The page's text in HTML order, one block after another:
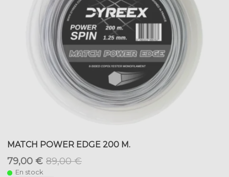
MATCH POWER EDGE 200 M.
79,00 € 89,00 €
En stock